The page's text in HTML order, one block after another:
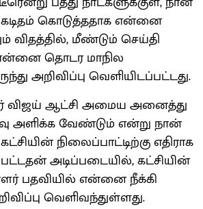
கடிதம் கொடுத்ததாக என்னை
விதத்தில், மீண்டும் செய்தி
தொடர மாநில
அறிவிப்பு வெளியிடப்பட்டது.
விஜய் ஆட்சி அமைய அனைத்து
அளிக்க வேண்டும் என்று நான்
நிலைப்பாட்டிற்கு எதிராக
அடிப்படையில், கட்சியின்
பதவியில் என்னை நீக்கி
வெளிவந்துள்ளது.